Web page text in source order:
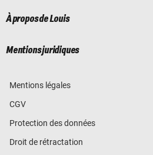
À propos de Louis
Mentions juridiques
Mentions légales
CGV
Protection des données
Droit de rétractation